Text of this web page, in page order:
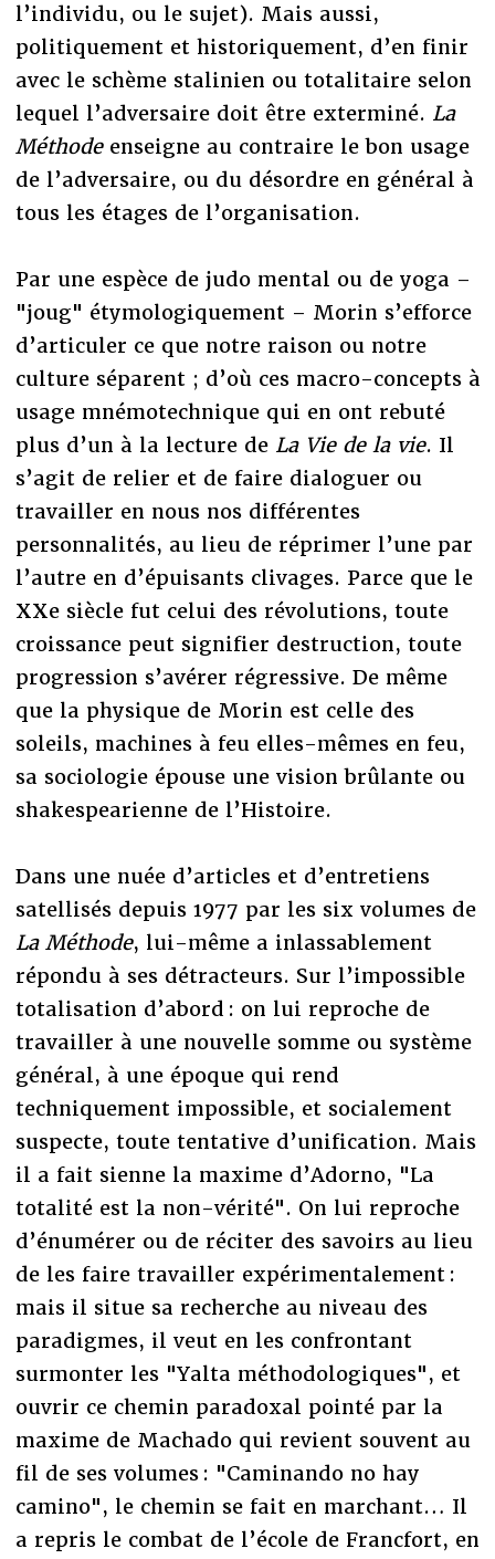
l’individu, ou le sujet). Mais aussi,
politiquement et historiquement, d’en finir
avec le schème stalinien ou totalitaire selon
lequel l’adversaire doit être exterminé. La
Méthode enseigne au contraire le bon usage
de l’adversaire, ou du désordre en général à
tous les étages de l’organisation.
Par une espèce de judo mental ou de yoga –
"joug" étymologiquement – Morin s’efforce
d’articuler ce que notre raison ou notre
culture séparent ; d’où ces macro-concepts à
usage mnémotechnique qui en ont rebuté
plus d’un à la lecture de La Vie de la vie. Il
s’agit de relier et de faire dialoguer ou
travailler en nous nos différentes
personnalités, au lieu de réprimer l’une par
l’autre en d’épuisants clivages. Parce que le
XXe siècle fut celui des révolutions, toute
croissance peut signifier destruction, toute
progression s’avérer régressive. De même
que la physique de Morin est celle des
soleils, machines à feu elles-mêmes en feu,
sa sociologie épouse une vision brûlante ou
shakespearienne de l’Histoire.
Dans une nuée d’articles et d’entretiens
satellisés depuis 1977 par les six volumes de
La Méthode, lui-même a inlassablement
répondu à ses détracteurs. Sur l’impossible
totalisation d’abord : on lui reproche de
travailler à une nouvelle somme ou système
général, à une époque qui rend
techniquement impossible, et socialement
suspecte, toute tentative d’unification. Mais
il a fait sienne la maxime d’Adorno, "La
totalité est la non-vérité". On lui reproche
d’énumérer ou de réciter des savoirs au lieu
de les faire travailler expérimentalement :
mais il situe sa recherche au niveau des
paradigmes, il veut en les confrontant
surmonter les "Yalta méthodologiques", et
ouvrir ce chemin paradoxal pointé par la
maxime de Machado qui revient souvent au
fil de ses volumes : "Caminando no hay
camino", le chemin se fait en marchant… Il
a repris le combat de l’école de Francfort, en